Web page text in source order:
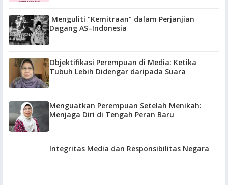
Menguliti “Kemitraan” dalam Perjanjian
Dagang AS–Indonesia
Objektifikasi Perempuan di Media: Ketika
Tubuh Lebih Didengar daripada Suara
Menguatkan Perempuan Setelah Menikah:
Menjaga Diri di Tengah Peran Baru
Integritas Media dan Responsibilitas Negara